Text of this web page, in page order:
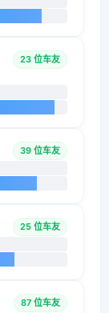
23 位车友
39 位车友
25 位车友
87 位车友